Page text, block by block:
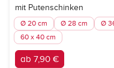
mit Putenschinken
Ø 20 cm Ø 28 cm Ø
60 x 40 cm
ab 7,90 €